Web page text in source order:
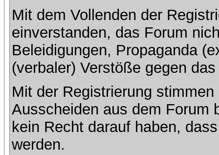
Mit dem Vollenden der
einverstanden, das Forum
Beleidigungen, Propaganda
(verbaler) Verstöße gegen
Mit der Registrierung
Ausscheiden aus dem Forum
kein Recht darauf haben,
werden.